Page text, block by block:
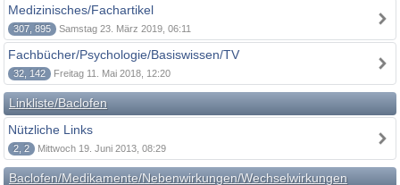
Medizinisches/Fachartikel
307, 895 Samstag 23. März 2019, 06:11
Fachbücher/Psychologie/Basiswissen/TV
32, 142 Freitag 11. Mai 2018, 12:20
Linkliste/Baclofen
Nützliche Links
2, 2 Mittwoch 19. Juni 2013, 08:29
Baclofen/Medikamente/Nebenwirkungen/Wechselwirkungen